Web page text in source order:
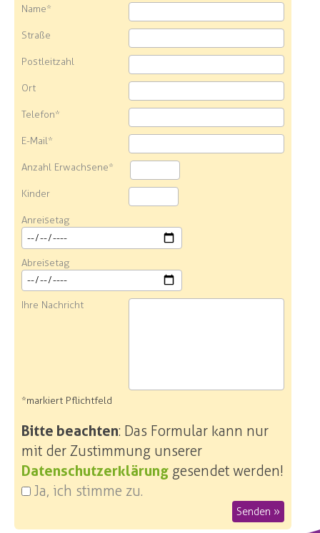
Name*
Straße
Postleitzahl
Ort
Telefon*
E-Mail*
Anzahl Erwachsene*
Kinder
Anreisetag
Abreisetag
Ihre Nachricht
*markiert Pflichtfeld
Bitte beachten: Das Formular kann nur
mit der Zustimmung unserer
Datenschutzerklärung gesendet werden!
Ja, ich stimme zu.
Senden »